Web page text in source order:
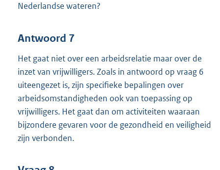
Nederlandse wateren?
Antwoord 7
Het gaat niet over een arbeidsrelatie maar over de
inzet van vrijwilligers. Zoals in antwoord op vraag 6
uiteengezet is, zijn specifieke bepalingen over
arbeidsomstandigheden ook van toepassing op
vrijwilligers. Het gaat dan om activiteiten waaraan
bijzondere gevaren voor de gezondheid en veiligheid
zijn verbonden.